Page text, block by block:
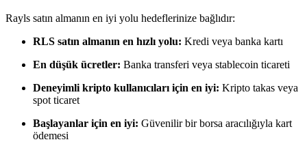
Kopya Tüccarı Olun
Kâr paylaşımı ve kopya ticaret komisyonlarının tadını çıkarın
Rayls satın almanın en iyi yolu hedeflerinize bağlıdır:
RLS satın almanın en hızlı yolu: Kredi veya banka kartı
En düşük ücretler: Banka transferi veya stablecoin ticareti
Deneyimli kripto kullanıcıları için en iyi: Kripto takas veya
spot ticaret
Başlayanlar için en iyi: Güvenilir bir borsa aracılığıyla kart
ödemesi